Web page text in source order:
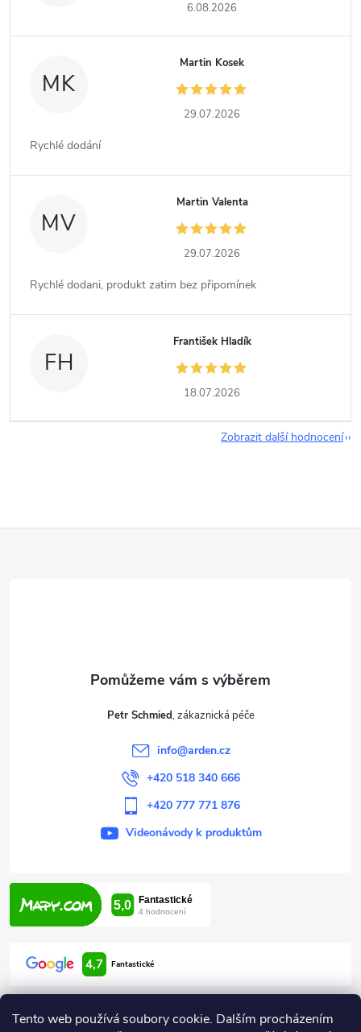
Tento web používá soubory cookie. Dalším procházením
6.08.2026
MK
Martin Kosek
29.07.2026
Rychlé dodání
MV
Martin Valenta
29.07.2026
Rychlé dodani, produkt zatim bez připomínek
FH
František Hladík
18.07.2026
Zobrazit další hodnocení
Petr Schmied
info@arden.cz
+420 518 340 666
+420 777 771 876
Videonávody k produktům
4,7 Fantastické